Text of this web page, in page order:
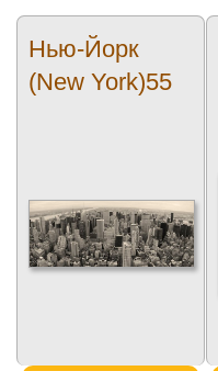
Нью-Йорк
(New York)55